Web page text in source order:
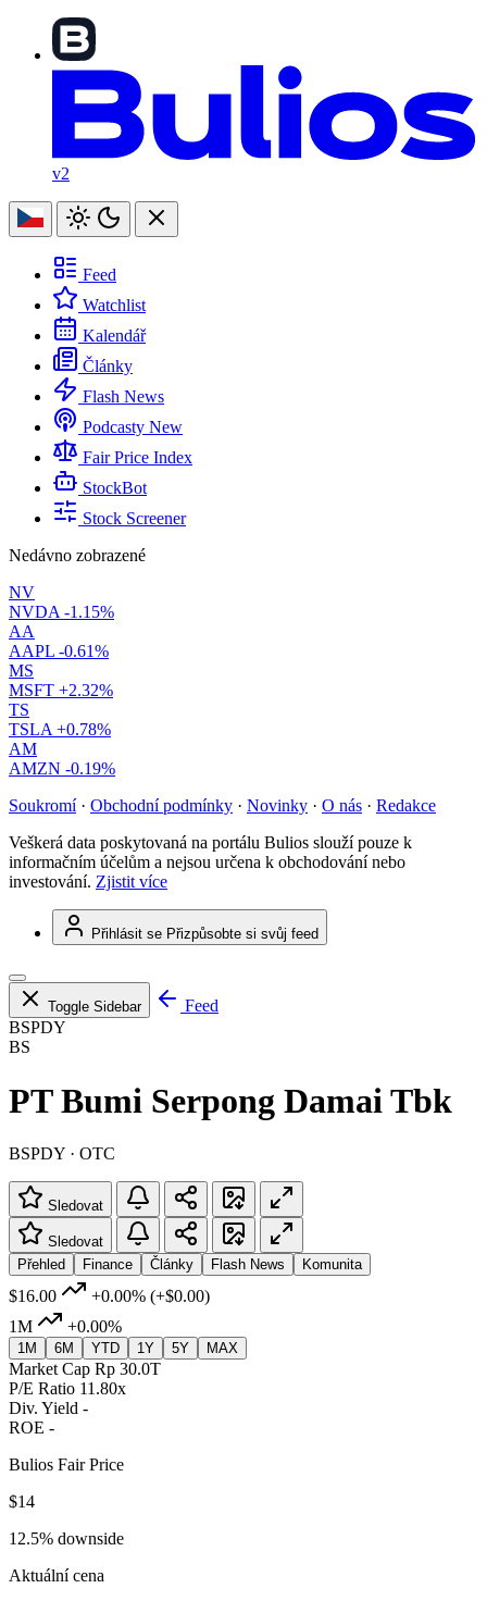
v2
Feed
Watchlist
Kalendář
Články
Flash News
Podcasty New
Fair Price Index
StockBot
Stock Screener
Nedávno zobrazené
NV
NVDA -1.15%
AA
AAPL -0.61%
MS
MSFT +2.32%
TS
TSLA +0.78%
AM
AMZN -0.19%
Soukromí · Obchodní podmínky · Novinky · O nás · Redakce
Veškerá data poskytovaná na portálu Bulios slouží pouze k
informačním účelům a nejsou určena k obchodování nebo
investování. Zjistit více
Přihlásit se Přizpůsobte si svůj feed
Toggle Sidebar
Feed
BSPDY
BS
PT Bumi Serpong Damai Tbk
BSPDY · OTC
Sledovat
Sledovat
Přehled
Finance Články Flash News Komunita
$16.00 +0.00% (+$0.00)
1M
+0.00%
1M 6M YTD 1Y 5Y MAX
Market Cap Rp 30.0T
P/E Ratio 11.80x
Div. Yield -
ROE -
Bulios Fair Price
$14
12.5% downside
Aktuální cena